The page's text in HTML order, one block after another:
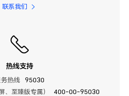
联系我们
热线支持
热线
95030
、至臻版专属）
400-00-95030